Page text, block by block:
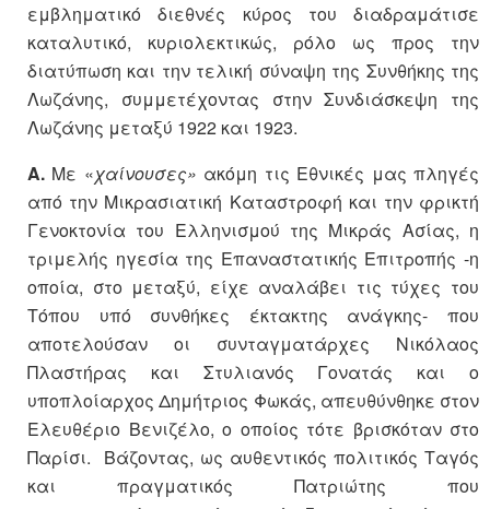
εμβληματικό διεθνές κύρος του διαδραμάτισε
καταλυτικό, κυριολεκτικώς, ρόλο ως προς την
διατύπωση και την τελική σύναψη της Συνθήκης της
Λωζάνης, συμμετέχοντας στην Συνδιάσκεψη της
Λωζάνης μεταξύ 1922 και 1923.
Α. Με «χαίνουσες» ακόμη τις Εθνικές μας πληγές
από την Μικρασιατική Καταστροφή και την φρικτή
Γενοκτονία του Ελληνισμού της Μικράς Ασίας, η
τριμελής ηγεσία της Επαναστατικής Επιτροπής -η
οποία, στο μεταξύ, είχε αναλάβει τις τύχες του
Τόπου υπό συνθήκες έκτακτης ανάγκης- που
αποτελούσαν οι συνταγματάρχες Νικόλαος
Πλαστήρας και Στυλιανός Γονατάς και ο
υποπλοίαρχος Δημήτριος Φωκάς, απευθύνθηκε στον
Ελευθέριο Βενιζέλο, ο οποίος τότε βρισκόταν στο
Παρίσι. Βάζοντας, ως αυθεντικός πολιτικός Ταγός
και πραγματικός Πατριώτης που